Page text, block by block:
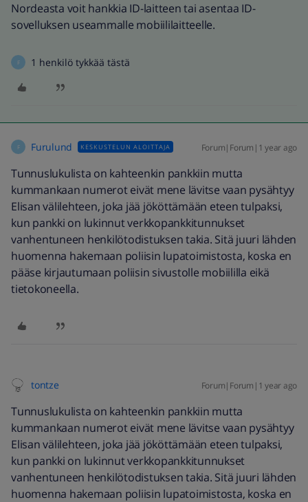
Nordeasta voit hankkia ID-laitteen tai asentaa ID-
sovelluksen useammalle mobiililaitteelle.
F 1 henkilö tykkää tästä
F Furulund KESKUSTELUN ALOITTAJA Forum|Forum|1 year ago
Tunnuslukulista on kahteenkin pankkiin mutta
kummankaan numerot eivät mene lävitse vaan pysähtyy
Elisan välilehteen, joka jää jököttämään eteen tulpaksi,
kun pankki on lukinnut verkkopankkitunnukset
vanhentuneen henkilötodistuksen takia. Sitä juuri lähden
huomenna hakemaan poliisin lupatoimistosta, koska en
pääse kirjautumaan poliisin sivustolle mobiililla eikä
tietokoneella.
tontze Forum|Forum|1 year ago
Tunnuslukulista on kahteenkin pankkiin mutta
kummankaan numerot eivät mene lävitse vaan pysähtyy
Elisan välilehteen, joka jää jököttämään eteen tulpaksi,
kun pankki on lukinnut verkkopankkitunnukset
vanhentuneen henkilötodistuksen takia. Sitä juuri lähden
huomenna hakemaan poliisin lupatoimistosta, koska en